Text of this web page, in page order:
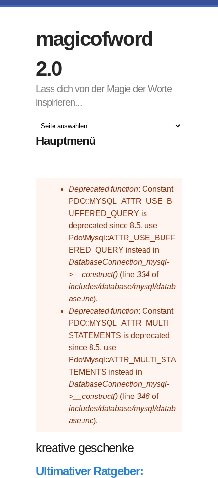
magicofword
2.0
Lass dich von der Magie der Worte
inspirieren...
Hauptmenü
Fehlermeldung
Deprecated function: Constant
PDO::MYSQL_ATTR_USE_B
UFFERED_QUERY is
deprecated since 8.5, use
Pdo\Mysql::ATTR_USE_BUFF
ERED_QUERY instead in
DatabaseConnection_mysql-
>__construct() (line 334 of
includes/database/mysql/datab
ase.inc).
Deprecated function: Constant
PDO::MYSQL_ATTR_MULTI_
STATEMENTS is deprecated
since 8.5, use
Pdo\Mysql::ATTR_MULTI_STA
TEMENTS instead in
DatabaseConnection_mysql-
>__construct() (line 346 of
includes/database/mysql/datab
ase.inc).
kreative geschenke
Ultimativer Ratgeber: